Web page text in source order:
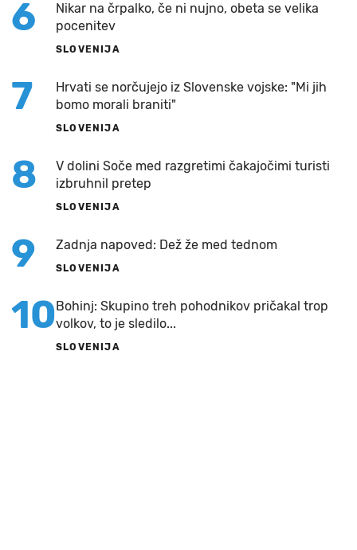
6
Nikar na črpalko, če ni nujno, obeta se velika
pocenitev
SLOVENIJA
7
Hrvati se norčujejo iz Slovenske vojske: "Mi jih
bomo morali braniti"
SLOVENIJA
8
V dolini Soče med razgretimi čakajočimi turisti
izbruhnil pretep
SLOVENIJA
9 Zadnja napoved: Dež že med tednom
SLOVENIJA
10Bohinj: Skupino treh pohodnikov pričakal trop
volkov, to je sledilo...
SLOVENIJA